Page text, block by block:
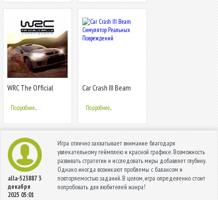
WRC The Official
Подробнее...
Car Crash III Beam
Реальных
Повреждений
Подробнее...
alla-523887 3
декабря
2025 05:01
Игра отлично захватывает внимание благодаря
увлекательному геймплею и красной графике. Возможность
развивать стратегии и исследовать миры добавляет глубину.
Однако иногда возникают проблемы с балансом и
повторяемостью заданий. В целом, игра определенно стоит
попробовать для любителей жанра!